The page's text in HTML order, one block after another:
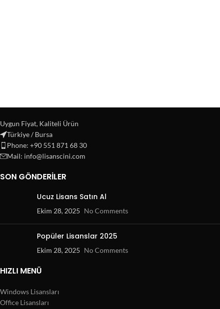
Uygun Fiyat, Kaliteli Ürün
Türkiye / Bursa
Phone: +90 551 871 68 30
Mail: info@lisanscini.com
SON GÖNDERILER
Ucuz Lisans Satın Al
Ekim 28, 2025 No Comments
Popüler Lisanslar 2025
Ekim 28, 2025 No Comments
HIZLI MENÜ
Windows Lisansları
Office Lisansları